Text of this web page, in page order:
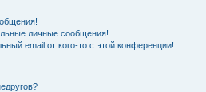
личные сообщения!
email от кого-то с этой конференции!